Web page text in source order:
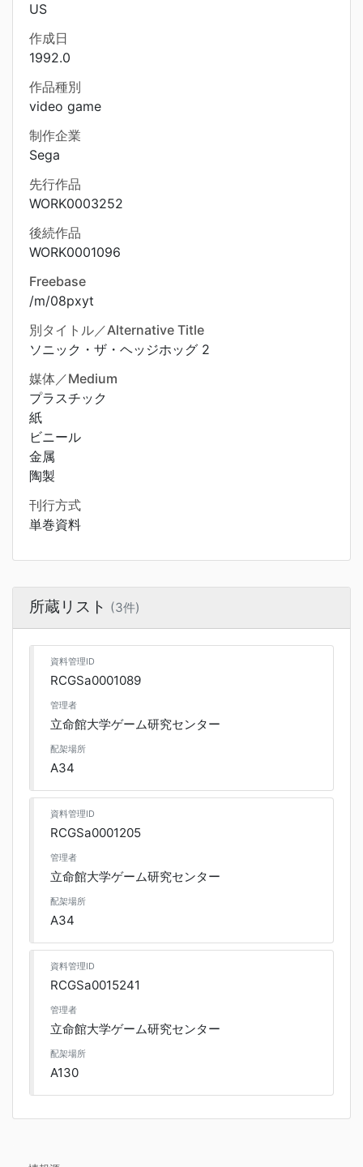
US
作成日
1992.0
作品種別
video game
制作企業
Sega
先行作品
WORK0003252
後続作品
WORK0001096
Freebase
/m/08pxyt
別タイトル／Alternative Title
ソニック・ザ・ヘッジホッグ 2
媒体／Medium
プラスチック
紙
ビニール
金属
陶製
刊行方式
単巻資料
所蔵リスト (3件)
資料管理ID
RCGSa0001089
管理者
立命館大学ゲーム研究センター
配架場所
A34
資料管理ID
RCGSa0001205
管理者
立命館大学ゲーム研究センター
配架場所
A34
資料管理ID
RCGSa0015241
管理者
立命館大学ゲーム研究センター
配架場所
A130